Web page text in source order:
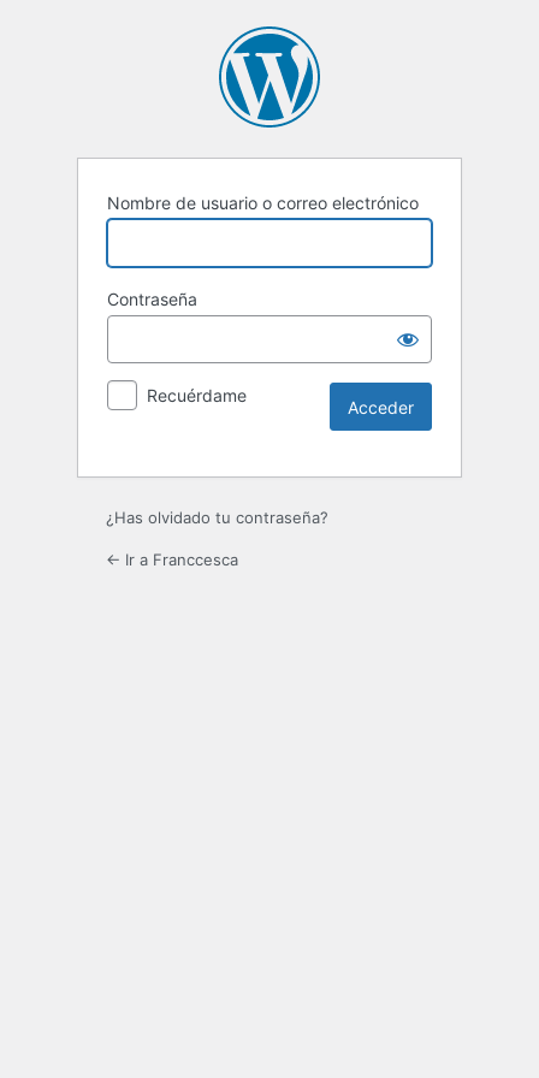
Nombre de usuario o correo electrónico
Contraseña
Recuérdame
¿Has olvidado tu contraseña?
← Ir a Franccesca